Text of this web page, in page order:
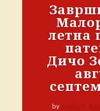
летна
Дичо
by Аврам Г.